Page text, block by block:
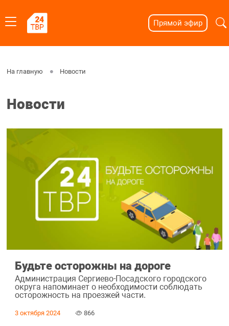
Прямой эфир
На главную Новости
Новости
Будьте осторожны на дороге
Администрация Сергиево-Посадского городского
округа напоминает о необходимости соблюдать
осторожность на проезжей части.
3 октября 2024 866